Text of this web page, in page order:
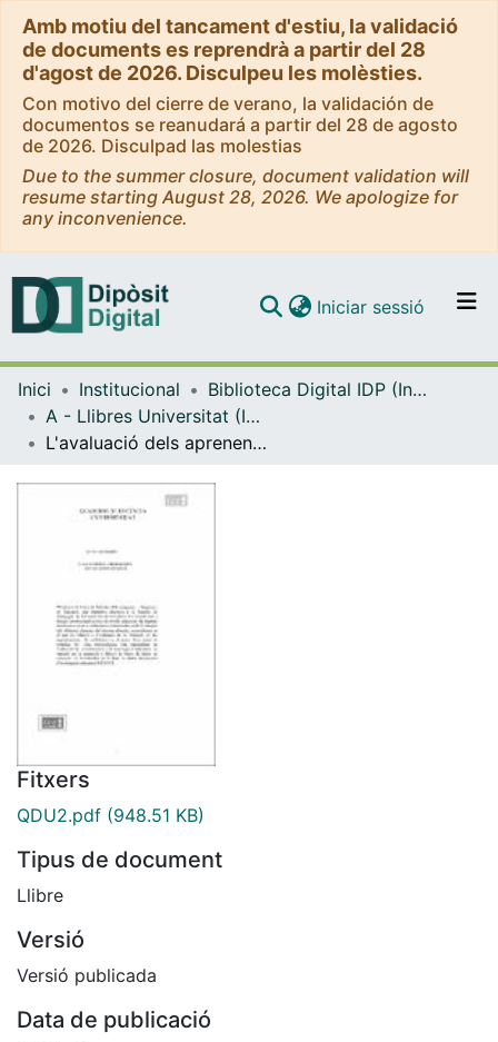
Amb motiu del tancament d'estiu, la validació
de documents es reprendrà a partir del 28
d'agost de 2026. Disculpeu les molèsties.
Con motivo del cierre de verano, la validación de
documentos se reanudará a partir del 28 de agosto
de 2026. Disculpad las molestias
Due to the summer closure, document validation will
resume starting August 28, 2026. We apologize for
any inconvenience.
Navega per tot el DD
Iniciar sessió (current)
Inici Institucional
Biblioteca Digital IDP (Institut de Desenvolupament Professional)
A - Llibres Universitat (IDP, Octaedro)
L'avaluació dels aprenentatges: construcció d'instruments
Fitxers
QDU2.pdf (948.51 KB)
Tipus de document
Llibre
Versió
Versió publicada
Data de publicació